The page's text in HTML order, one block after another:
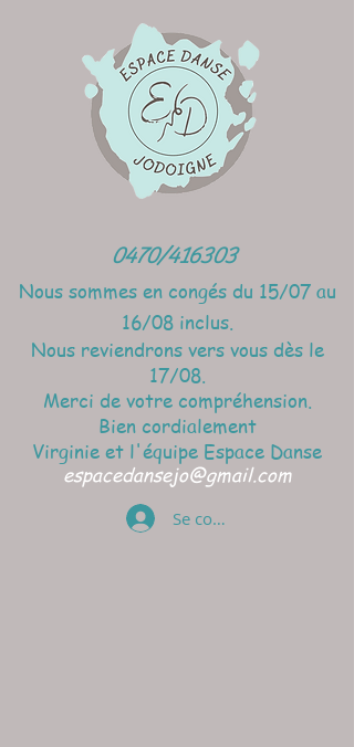
0470/416303
Nous sommes en congés du 15/07 au
16/08 inclus.
Nous reviendrons vers vous dès le
17/08.
Merci de votre compréhension.
Bien cordialement
Virginie et l'équipe Espace Danse
espacedansejo@gmail.com
Se connecter